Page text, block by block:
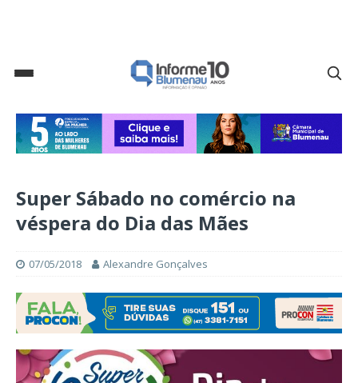
Super Sábado no comércio na
véspera do Dia das Mães
07/05/2018 Alexandre Gonçalves